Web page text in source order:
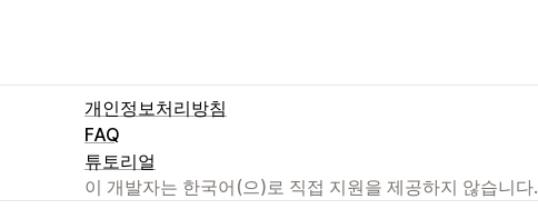
개인정보처리방침
FAQ
튜토리얼
이 개발자는 한국어(으)로 직접 지원을 제공하지 않습니다.